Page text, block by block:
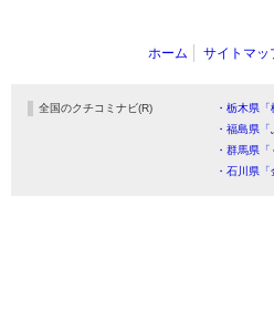
ホーム サイトマッ
全国のクチコミナビ(R) ・栃木県「
・福島県「
・群馬県「
・石川県「